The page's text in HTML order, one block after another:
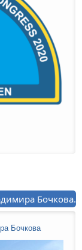
Бочкова.
Бочкова